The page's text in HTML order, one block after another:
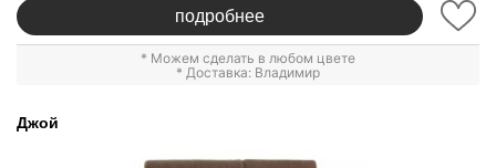
подробнее
* Можем сделать в любом цвете
* Доставка: Владимир
Джой